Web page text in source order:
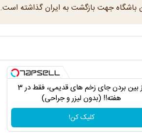
باشگاه جهت بازگشت به ایران گذاشته است.
از بین بردن جای زخم های قدیمی، فقط در 3
هفته!! (بدون لیزر و جراحی)
کلیک کن!